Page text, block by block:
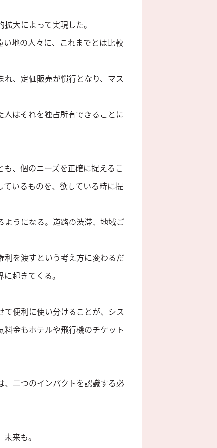
大によって実現した。
地の人々に、これまでとは比較
、定価販売が慣行となり、マス
はそれを独占所有できることに
、個のニーズを正確に捉えるこ
いるものを、欲している時に提
ようになる。道路の渋滞、地域ご
を渡すという考え方に変わるだ
起きてくる。
便利に使い分けることが、シス
金もホテルや飛行機のチケット
、二つのインパクトを認識する必
来も。